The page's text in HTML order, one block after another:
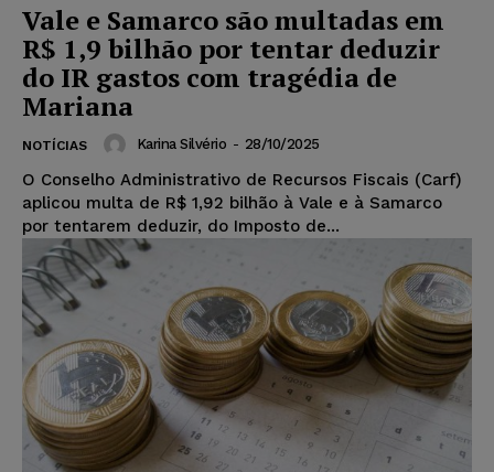
Vale e Samarco são multadas em
R$ 1,9 bilhão por tentar deduzir
do IR gastos com tragédia de
Mariana
NOTÍCIAS Karina Silvério - 28/10/2025
O Conselho Administrativo de Recursos Fiscais (Carf)
aplicou multa de R$ 1,92 bilhão à Vale e à Samarco
por tentarem deduzir, do Imposto de...